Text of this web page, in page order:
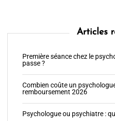
Articles
Première séance chez le
passe ?
Combien coûte un
remboursement 2026
Psychologue ou psychiatre :